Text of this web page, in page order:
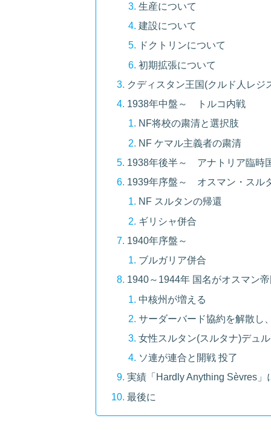
生産について
建設について
ドクトリンについて
初期拡張について
クディスタン王国(クルド人レジ
1938年中盤～ トルコ内戦
NF将校の粛清と選択肢
NF ケマル主義者の粛清
1938年後半～ アナトリア臨時
1939年序盤～ オスマン・スル
NF スルタンの帰還
ギリシャ併合
1940年序盤～
ブルガリア併合
1940～1944年 国名がオスマン
中核州が増える
サーダーバード協約を解散し
女性スルタン(スルタナ)デュ
ソ連が連合と開戦 投了
実績「Hardly Anything Sèvres」
最後に